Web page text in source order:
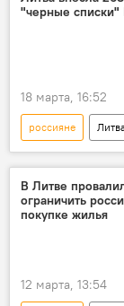
"черные
18 марта, 16:52
россияне
дискриминация
военные
Общество
В Литве
ограничить
покупке жилья
12 марта, 13:54